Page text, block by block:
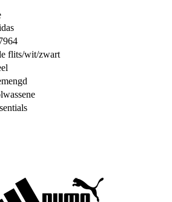
flits/wit/zwart